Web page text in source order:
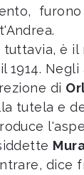
è
1914.
di
tutela e
dice